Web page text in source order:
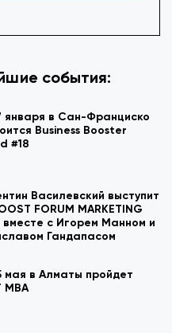
события:
января в Сан-Франциско
Business Booster
#18
Василевский выступит
FORUM MARKETING
вместе с Игорем Манном и
Гандапасом
мая в Алматы пройдет
MBA